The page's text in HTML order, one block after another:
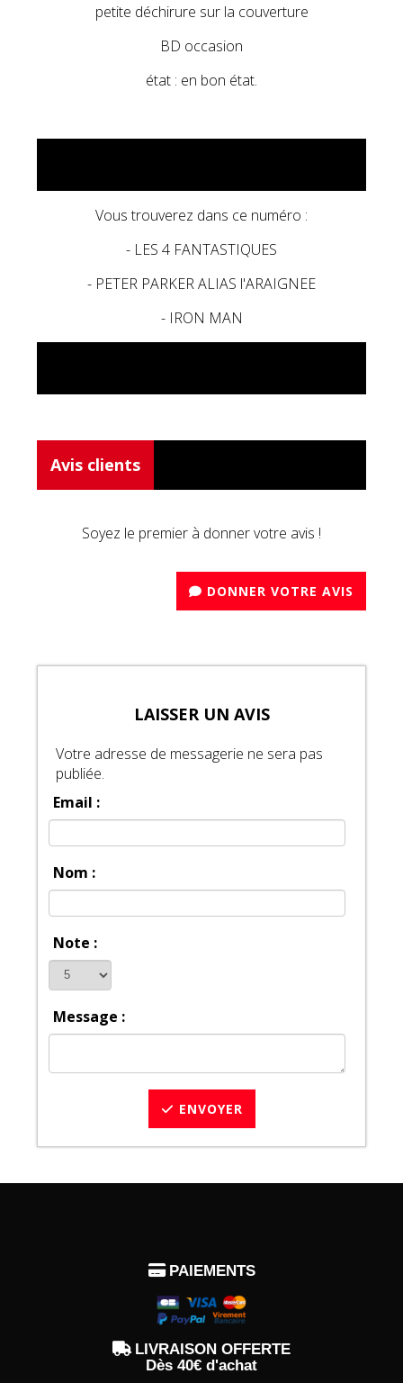
petite déchirure sur la couverture
BD occasion
état : en bon état.
Vous trouverez dans ce numéro :
- LES 4 FANTASTIQUES
- PETER PARKER ALIAS l'ARAIGNEE
- IRON MAN
Avis clients
Soyez le premier à donner votre avis !
DONNER VOTRE AVIS
LAISSER UN AVIS
Votre adresse de messagerie ne sera pas
publiée.
Email :
Nom :
Note :
Message :
ENVOYER
 PAIEMENTS
 LIVRAISON OFFERTE
Dès 40€ d'achat